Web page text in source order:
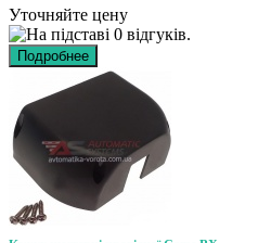
Уточняйте цену